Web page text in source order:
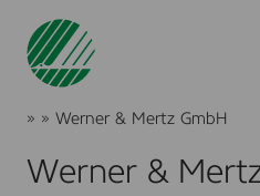
Joutsenmerkki
»
ja
palvelut
» Werner & Mertz GmbH
Werner &